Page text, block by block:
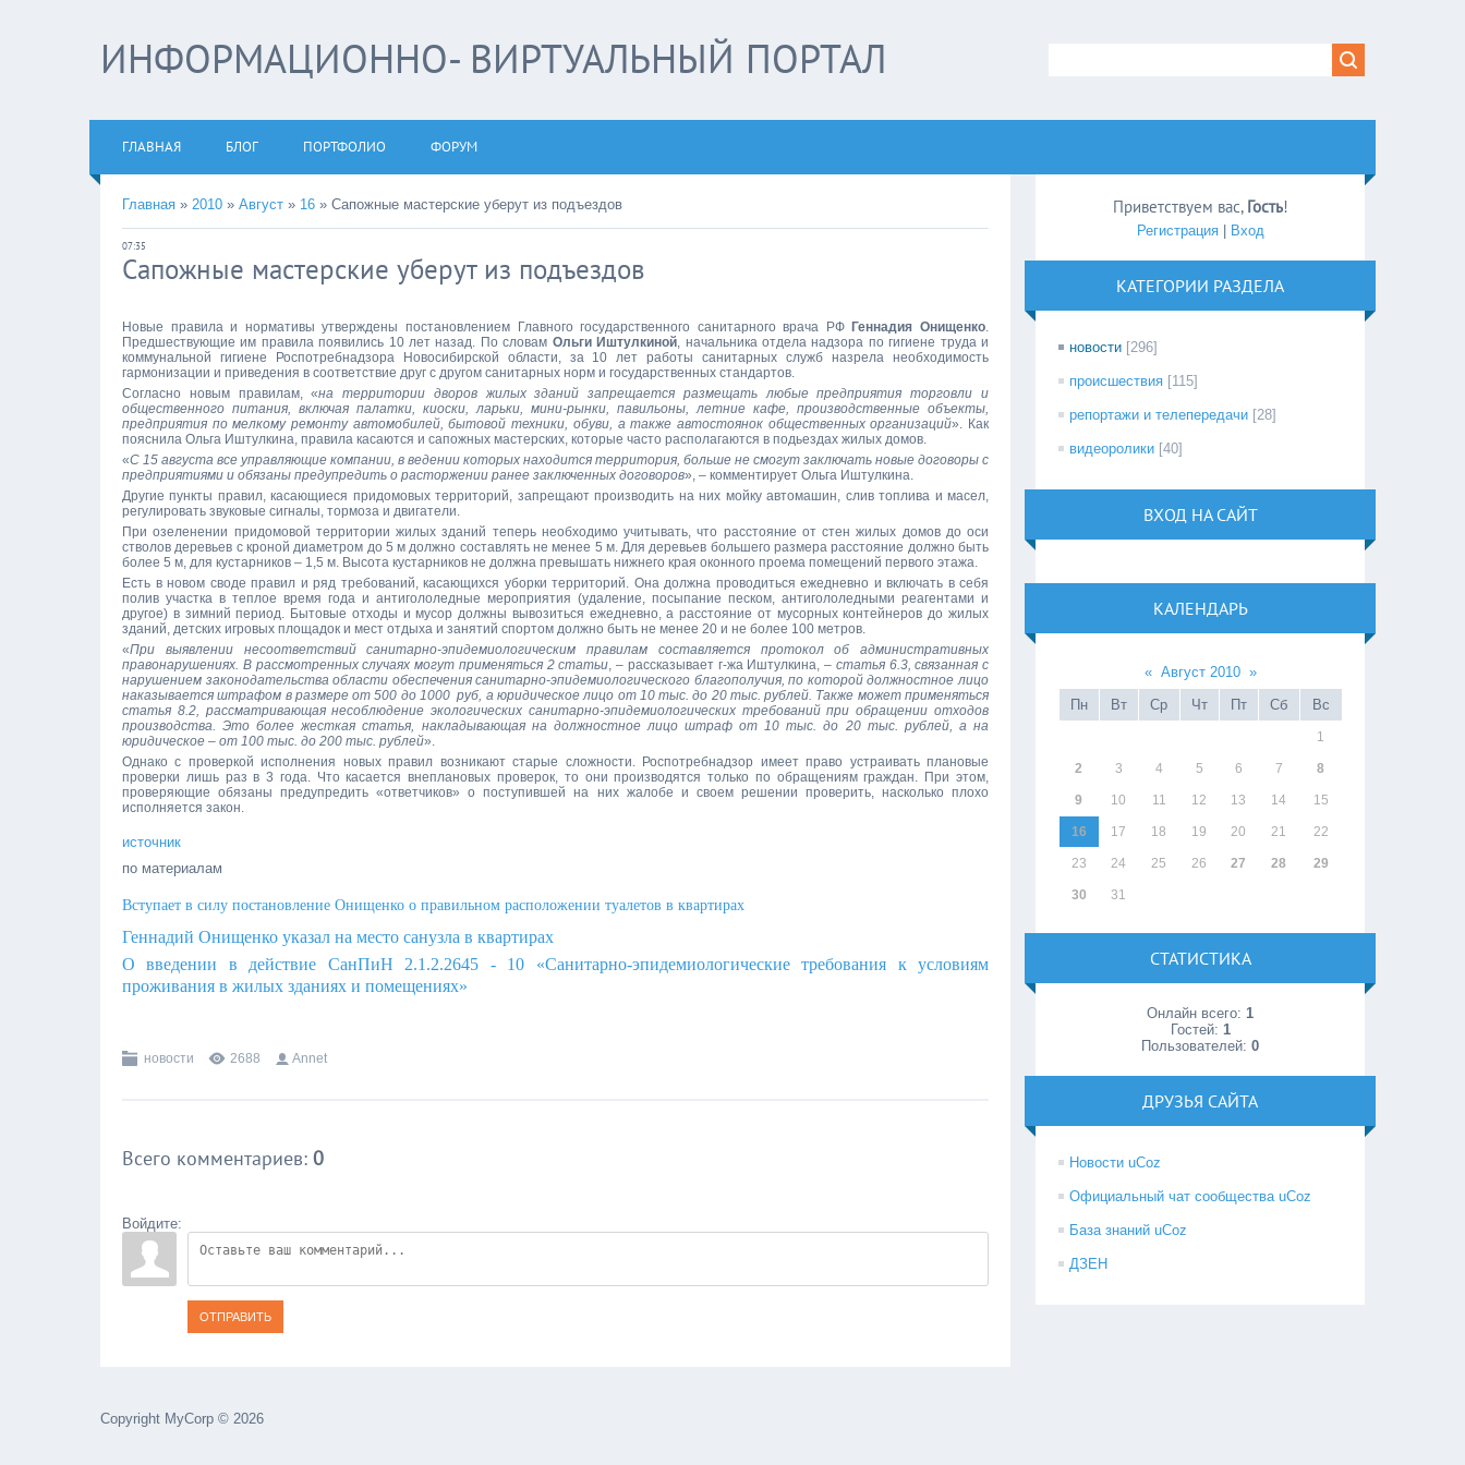
ИНФОРМАЦИОННО- ВИРТУАЛЬНЫЙ ПОРТАЛ
ГЛАВНАЯ БЛОГ ПОРТФОЛИО ФОРУМ
Главная » 2010 » Август » 16 » Сапожные мастерские уберут из подъездов
07:35
Сапожные мастерские уберут из подъездов
Новые правила и нормативы утверждены постановлением Главного государственного санитарного врача РФ Геннадия Онищенко.
Предшествующие им правила появились 10 лет назад. По словам Ольги Иштулкиной, начальника отдела надзора по гигиене труда и
коммунальной гигиене Роспотребнадзора Новосибирской области, за 10 лет работы санитарных служб назрела необходимость
гармонизации и приведения в соответствие друг с другом санитарных норм и государственных стандартов.
Согласно новым правилам, «на территории дворов жилых зданий запрещается размещать любые предприятия торговли и
общественного питания, включая палатки, киоски, ларьки, мини-рынки, павильоны, летние кафе, производственные объекты,
предприятия по мелкому ремонту автомобилей, бытовой техники, обуви, а также автостоянок общественных организаций». Как
пояснила Ольга Иштулкина, правила касаются и сапожных мастерских, которые часто располагаются в подьездах жилых домов.
«С 15 августа все управляющие компании, в ведении которых находится территория, больше не смогут заключать новые договоры с
предприятиями и обязаны предупредить о расторжении ранее заключенных договоров», – комментирует Ольга Иштулкина.
Другие пункты правил, касающиеся придомовых территорий, запрещают производить на них мойку автомашин, слив топлива и масел,
регулировать звуковые сигналы, тормоза и двигатели.
При озеленении придомовой территории жилых зданий теперь необходимо учитывать, что расстояние от стен жилых домов до оси
стволов деревьев с кроной диаметром до 5 м должно составлять не менее 5 м. Для деревьев большего размера расстояние должно быть
более 5 м, для кустарников – 1,5 м. Высота кустарников не должна превышать нижнего края оконного проема помещений первого этажа.
Есть в новом своде правил и ряд требований, касающихся уборки территорий. Она должна проводиться ежедневно и включать в себя
полив участка в теплое время года и антигололедные мероприятия (удаление, посыпание песком, антигололедными реагентами и
другое) в зимний период. Бытовые отходы и мусор должны вывозиться ежедневно, а расстояние от мусорных контейнеров до жилых
зданий, детских игровых площадок и мест отдыха и занятий спортом должно быть не менее 20 и не более 100 метров.
«При выявлении несоответствий санитарно-эпидемиологическим правилам составляется протокол об административных
правонарушениях. В рассмотренных случаях могут применяться 2 статьи, – рассказывает г-жа Иштулкина, – статья 6.3, связанная с
нарушением законодательства области обеспечения санитарно-эпидемиологического благополучия, по которой должностное лицо
наказывается штрафом в размере от 500 до 1000 руб, а юридическое лицо от 10 тыс. до 20 тыс. рублей. Также может применяться
статья 8.2, рассматривающая несоблюдение экологических санитарно-эпидемиологических требований при обращении отходов
производства. Это более жесткая статья, накладывающая на должностное лицо штраф от 10 тыс. до 20 тыс. рублей, а на
юридическое – от 100 тыс. до 200 тыс. рублей».
Однако с проверкой исполнения новых правил возникают старые сложности. Роспотребнадзор имеет право устраивать плановые
проверки лишь раз в 3 года. Что касается внеплановых проверок, то они производятся только по обращениям граждан. При этом,
проверяющие обязаны предупредить «ответчиков» о поступившей на них жалобе и своем решении проверить, насколько плохо
исполняется закон.
источник
по материалам
Вступает в силу постановление Онищенко о правильном расположении туалетов в квартирах
Геннадий Онищенко указал на место санузла в квартирах
О введении в действие СанПиН 2.1.2.2645 - 10 «Санитарно-эпидемиологические требования к условиям
проживания в жилых зданиях и помещениях»
новости 2688 Annet
Всего комментариев: 0
Войдите:
ОТПРАВИТЬ
Приветствуем вас, Гость!
Регистрация| Вход
КАТЕГОРИИ РАЗДЕЛА
новости [296]
происшествия [115]
репортажи и телепередачи [28]
видеоролики [40]
ВХОД НА САЙТ
КАЛЕНДАРЬ
« Август 2010 »
Пн
Вт Ср Чт Пт Сб Вс
1
2 3 4 5 6 7 8
9 10 11 12 13 14 15
16 17 18 19 20 21 22
23 24 25 26 27 28 29
30 31
СТАТИСТИКА
Онлайн всего:1
Гостей: 1
Пользователей:0
ДРУЗЬЯ САЙТА
Новости uCoz
Официальный чат сообщества uCoz
База знаний uCoz
ДЗЕН
Copyright MyCorp © 2026